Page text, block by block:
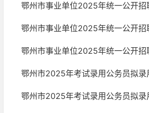
鄂州市事业单位2025年统一公开
鄂州市事业单位2025年统一公开
鄂州市事业单位2025年统一公开
鄂州市2025年考试录用公务员拟录
鄂州市2025年考试录用公务员拟录